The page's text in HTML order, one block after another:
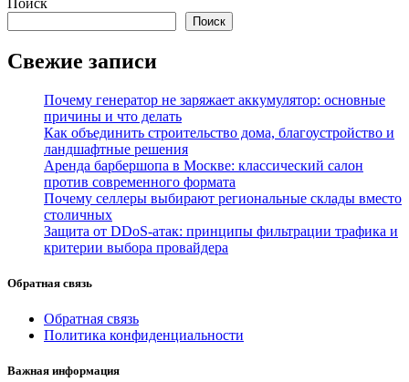
Поиск
Свежие записи
Почему генератор не заряжает аккумулятор: основные
причины и что делать
Как объединить строительство дома, благоустройство и
ландшафтные решения
Аренда барбершопа в Москве: классический салон
против современного формата
Почему селлеры выбирают региональные склады вместо
столичных
Защита от DDoS-атак: принципы фильтрации трафика и
критерии выбора провайдера
Обратная связь
Обратная связь
Политика конфиденциальности
Важная информация